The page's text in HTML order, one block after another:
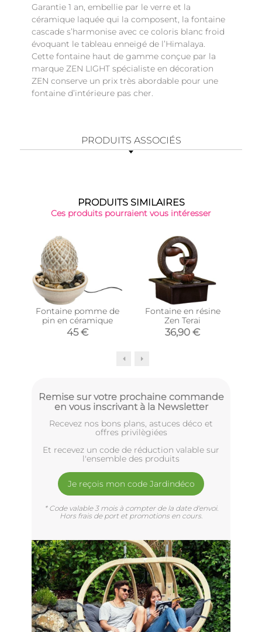
Garantie 1 an, embellie par le verre et la
céramique laquée qui la composent, la fontaine
cascade s’harmonise avec ce coloris blanc froid
évoquant le tableau enneigé de l’Himalaya.
Cette fontaine haut de gamme conçue par la
marque ZEN LIGHT spécialiste en décoration
ZEN conserve un prix très abordable pour une
fontaine d’intérieure pas cher.
PRODUITS ASSOCIÉS
PRODUITS SIMILAIRES
Ces produits pourraient vous intéresser
Fontaine pomme de
pin en céramique
45 €
Fontaine en résine
Zen Terai
36,90 €
Remise sur votre prochaine commande
en vous inscrivant à la Newsletter
Recevez nos bons plans, astuces déco et
offres privilègiées
Et recevez un code de réduction valable sur
l'ensemble des produits
Je reçois mon code Jardindéco
* Code valable 3 mois à compter de la date d'envoi.
Hors frais de port et promotions en cours.